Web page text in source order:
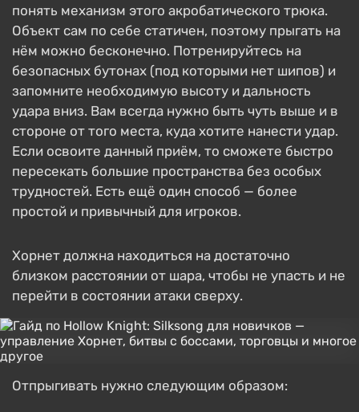
понять механизм этого акробатического трюка.
Объект сам по себе статичен, поэтому прыгать на
нём можно бесконечно. Потренируйтесь на
безопасных бутонах (под которыми нет шипов) и
запомните необходимую высоту и дальность
удара вниз. Вам всегда нужно быть чуть выше и в
стороне от того места, куда хотите нанести удар.
Если освоите данный приём, то сможете быстро
пересекать большие пространства без особых
трудностей. Есть ещё один способ — более
простой и привычный для игроков.
Хорнет должна находиться на достаточно
близком расстоянии от шара, чтобы не упасть и не
перейти в состоянии атаки сверху.
Отпрыгивать нужно следующим образом: